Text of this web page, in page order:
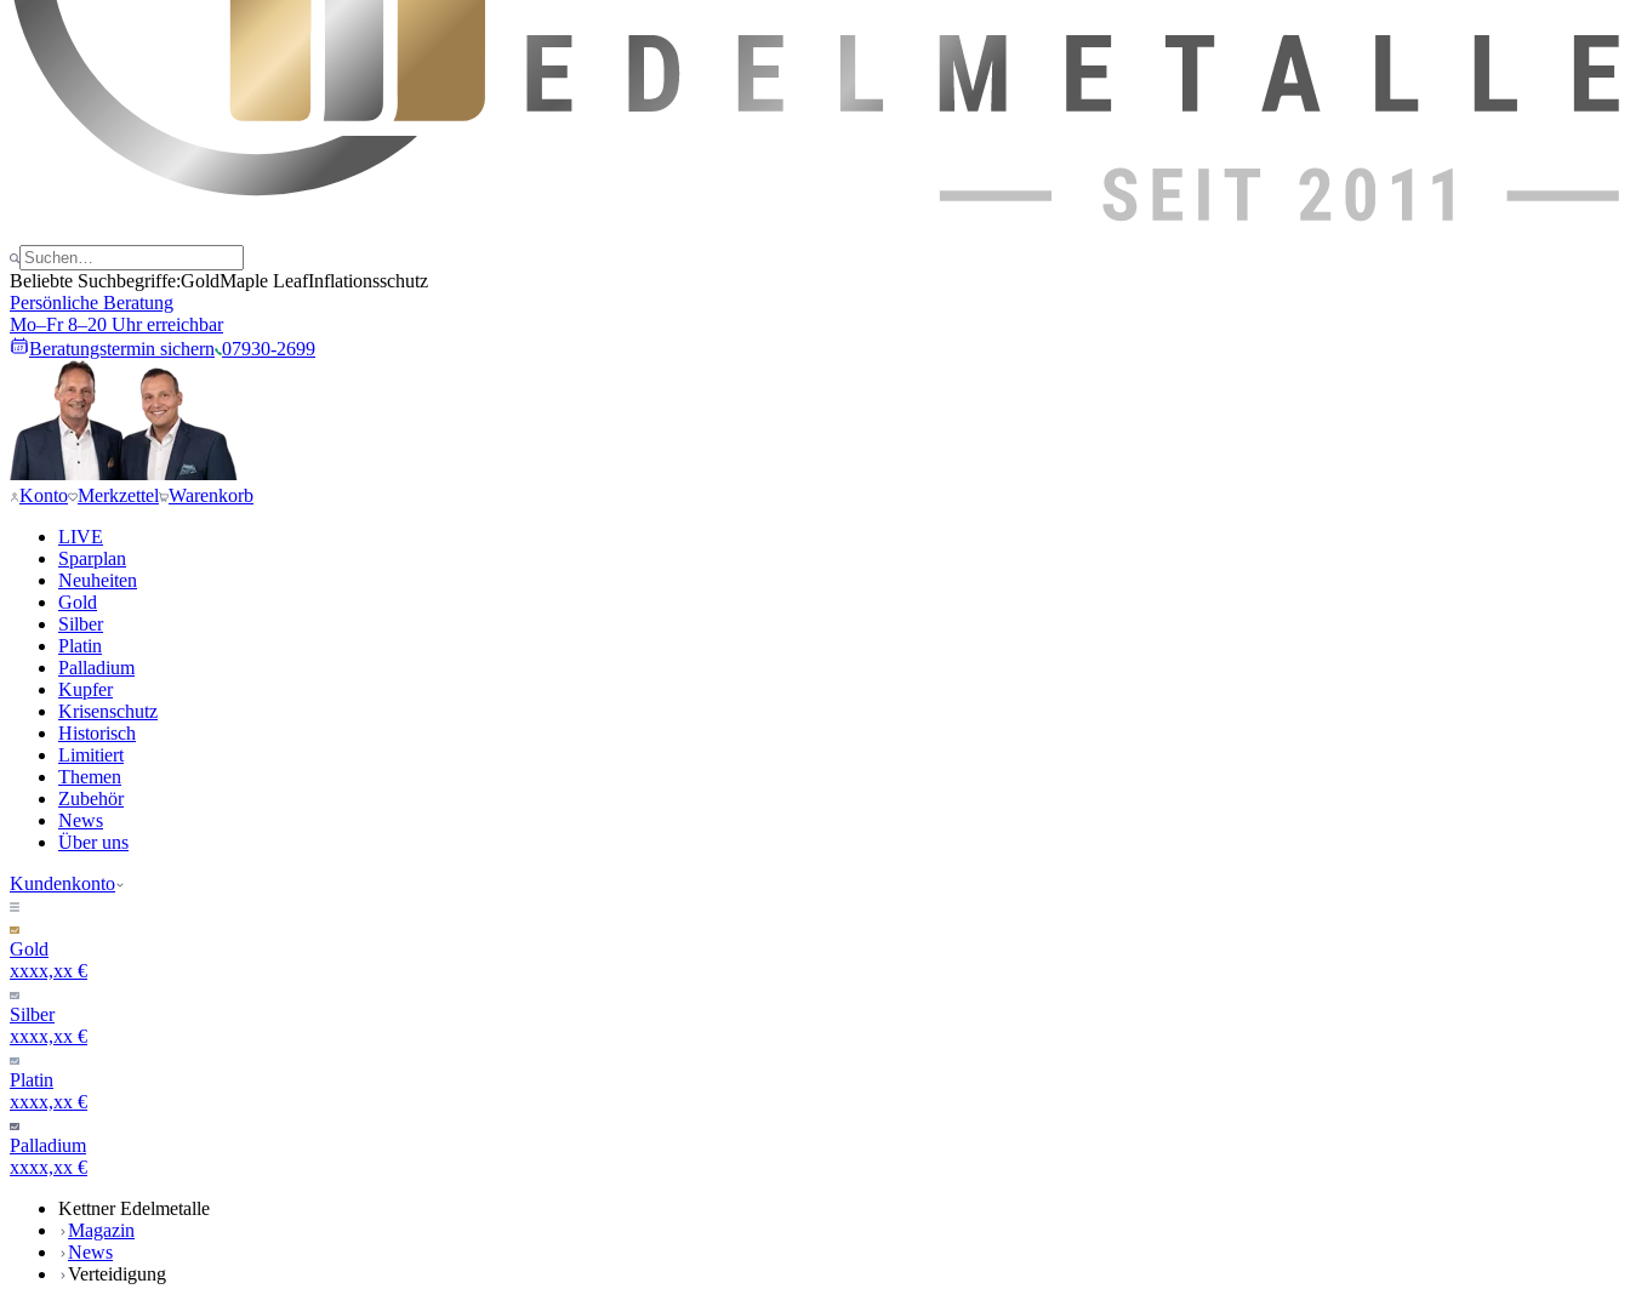
Beliebte Suchbegriffe:GoldMaple LeafInflationsschutz
Persönliche Beratung
Mo–Fr 8–20 Uhr erreichbar
Beratungstermin sichern 07930-2699
Konto Merkzettel Warenkorb
LIVE
Sparplan
Neuheiten
Gold
Silber
Platin
Palladium
Kupfer
Krisenschutz
Historisch
Limitiert
Themen
Zubehör
News
Über uns
Kundenkonto
Gold
xxxx,xx €
Silber
xxxx,xx €
Platin
xxxx,xx €
Palladium
xxxx,xx €
Kettner Edelmetalle
Magazin
News
Verteidigung